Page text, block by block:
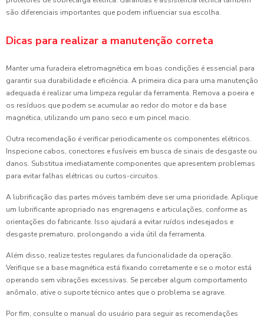
são diferenciais importantes que podem influenciar sua escolha.
Dicas para realizar a manutenção correta
Manter uma furadeira eletromagnética em boas condições é essencial para
garantir sua durabilidade e eficiência. A primeira dica para uma manutenção
adequada é realizar uma limpeza regular da ferramenta. Remova a poeira e
os resíduos que podem se acumular ao redor do motor e da base
magnética, utilizando um pano seco e um pincel macio.
Outra recomendação é verificar periodicamente os componentes elétricos.
Inspecione cabos, conectores e fusíveis em busca de sinais de desgaste ou
danos. Substitua imediatamente componentes que apresentem problemas
para evitar falhas elétricas ou curtos-circuitos.
A lubrificação das partes móveis também deve ser uma prioridade. Aplique
um lubrificante apropriado nas engrenagens e articulações, conforme as
orientações do fabricante. Isso ajudará a evitar ruídos indesejados e
desgaste prematuro, prolongando a vida útil da ferramenta.
Além disso, realize testes regulares da funcionalidade da operação.
Verifique se a base magnética está fixando corretamente e se o motor está
operando sem vibrações excessivas. Se perceber algum comportamento
anômalo, ative o suporte técnico antes que o problema se agrave.
Por fim, consulte o manual do usuário para seguir as recomendações